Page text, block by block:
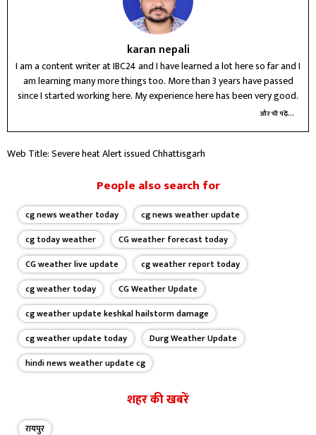
karan nepali
I am a content writer at IBC24 and I have learned a lot here so far and I
am learning many more things too. More than 3 years have passed
since I started working here. My experience here has been very good.
और भी पढ़ें...
Web Title: Severe heat Alert issued Chhattisgarh
People also search for
cg news weather today
cg news weather update
cg today weather
CG weather forecast today
CG weather live update
cg weather report today
cg weather today
CG Weather Update
cg weather update keshkal hailstorm damage
cg weather update today
Durg Weather Update
hindi news weather update cg
शहर की खबरें
रायपुर